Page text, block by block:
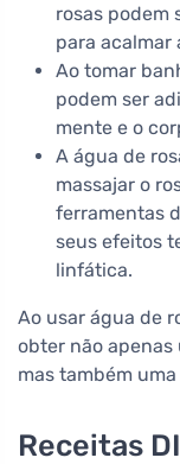
rosas podem
para acalmar
Ao tomar
podem ser
mente e o
A água de
massajar o
ferramentas
seus efeitos
linfática.
Ao usar água de
obter não
mas também
Receitas